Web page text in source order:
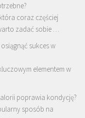
coraz częściej
zadać sobie …
sukces w
elementem w
poprawia kondycję?
sposób na